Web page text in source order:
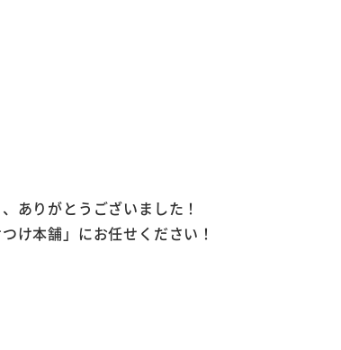
ありがとうございました！
け本舗」にお任せください！